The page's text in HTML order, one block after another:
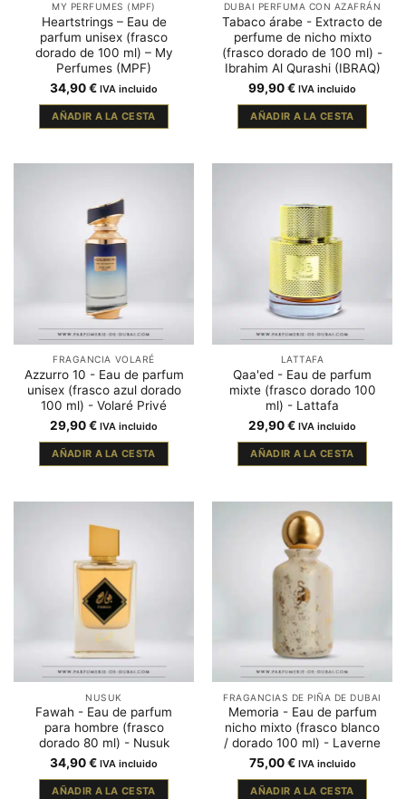
MY PERFUMES (MPF)
Heartstrings – Eau de
parfum unisex (frasco
dorado de 100 ml) – My
Perfumes (MPF)
34,90€ IVA incluido
AÑADIR A LA CESTA
DUBAI PERFUMA CON AZAFRÁN
Tabaco árabe - Extracto de
perfume de nicho mixto
(frasco dorado de 100 ml) -
Ibrahim Al Qurashi (IBRAQ)
99,90€ IVA incluido
AÑADIR A LA CESTA
FRAGANCIA VOLARÉ
Azzurro 10 - Eau de parfum
unisex (frasco azul dorado
100 ml) - Volaré Privé
29,90€ IVA incluido
AÑADIR A LA CESTA
LATTAFA
Qaa'ed - Eau de parfum
mixte (frasco dorado 100
ml) - Lattafa
29,90€ IVA incluido
AÑADIR A LA CESTA
NUSUK
Fawah - Eau de parfum
para hombre (frasco
dorado 80 ml) - Nusuk
34,90€ IVA incluido
AÑADIR A LA CESTA
FRAGANCIAS DE PIÑA DE DUBAI
Memoria - Eau de parfum
nicho mixto (frasco blanco
/ dorado 100 ml) - Laverne
75,00€ IVA incluido
AÑADIR A LA CESTA